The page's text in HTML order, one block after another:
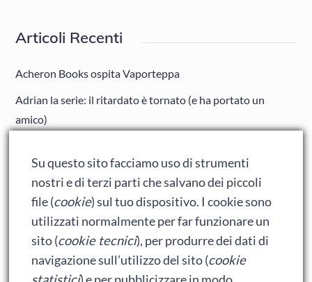
Articoli Recenti
Acheron Books ospita Vaporteppa
Adrian la serie: il ritardato è tornato (e ha portato un
amico)
Ralph spacca Internet: analisi del film
Bumblebee: un buon film dei Transformers
Meta
Su questo sito facciamo uso di strumenti
nostri e di terzi parti che salvano dei piccoli
file (cookie) sul tuo dispositivo. I cookie sono
utilizzati normalmente per far funzionare un
sito (cookie tecnici), per produrre dei dati di
navigazione sull’utilizzo del sito (cookie